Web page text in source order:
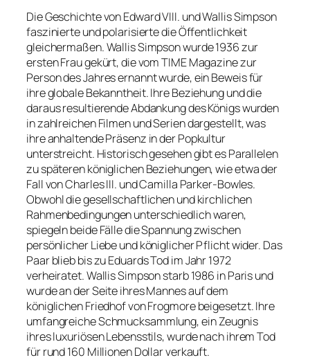
Die Geschichte von Edward VIII. und Wallis Simpson
faszinierte und polarisierte die Öffentlichkeit
gleichermaßen. Wallis Simpson wurde 1936 zur
ersten Frau gekürt, die vom TIME Magazine zur
Person des Jahres ernannt wurde, ein Beweis für
ihre globale Bekanntheit. Ihre Beziehung und die
daraus resultierende Abdankung des Königs wurden
in zahlreichen Filmen und Serien dargestellt, was
ihre anhaltende Präsenz in der Popkultur
unterstreicht. Historisch gesehen gibt es Parallelen
zu späteren königlichen Beziehungen, wie etwa der
Fall von Charles III. und Camilla Parker-Bowles.
Obwohl die gesellschaftlichen und kirchlichen
Rahmenbedingungen unterschiedlich waren,
spiegeln beide Fälle die Spannung zwischen
persönlicher Liebe und königlicher Pflicht wider. Das
Paar blieb bis zu Eduards Tod im Jahr 1972
verheiratet. Wallis Simpson starb 1986 in Paris und
wurde an der Seite ihres Mannes auf dem
königlichen Friedhof von Frogmore beigesetzt. Ihre
umfangreiche Schmucksammlung, ein Zeugnis
ihres luxuriösen Lebensstils, wurde nach ihrem Tod
für rund 160 Millionen Dollar verkauft.